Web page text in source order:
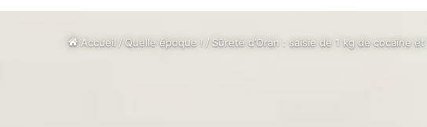
Accueil /Quelle époque ! /Sûreté d’Oran : saisie de 1 kg de cocaïne